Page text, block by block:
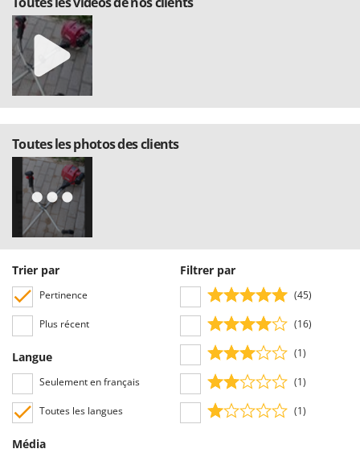
Toutes les photos des clients
Trier par
Pertinence
Plus récent
Langue
Seulement en français
Toutes les langues
Média
Filtrer par
(45)
(16)
(1)
(1)
(1)